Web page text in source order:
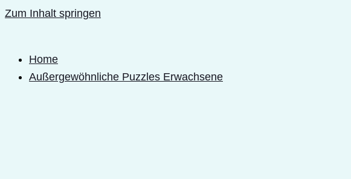
Zum Inhalt springen
Home
Außergewöhnliche Puzzles Erwachsene